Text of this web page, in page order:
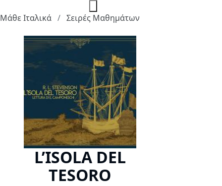
Μάθε Ιταλικά Σειρές Μαθημάτων
L’ISOLA DEL
TESORO